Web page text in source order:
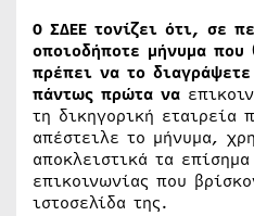
Ο ΣΔΕΕ τονίζει ότι, σε
οποιοδήποτε μήνυμα
πρέπει να το
πάντως πρώτα να
τη δικηγορική εταιρεία
απέστειλε το μήνυμα,
αποκλειστικά τα επίσημα
επικοινωνίας που
ιστοσελίδα της.